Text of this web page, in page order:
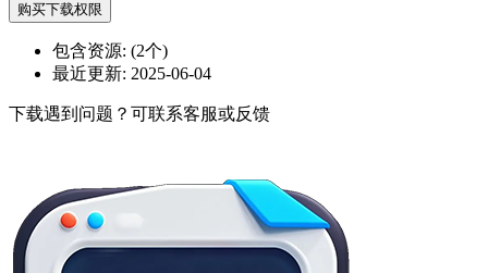
购买下载权限
包含资源: (2个)
最近更新: 2025-06-04
下载遇到问题？可联系客服或反馈